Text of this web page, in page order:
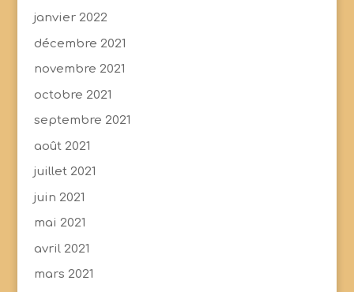
janvier 2022
décembre 2021
novembre 2021
octobre 2021
septembre 2021
août 2021
juillet 2021
juin 2021
mai 2021
avril 2021
mars 2021